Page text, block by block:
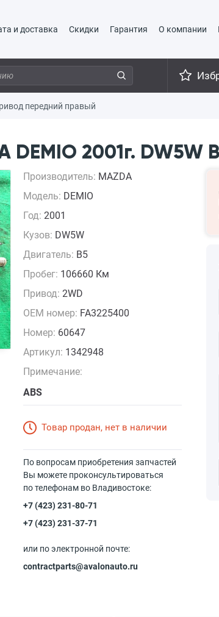
и доставка Скидки Гарантия О компании
передний правый
2001г. DW5W
Производитель: MAZDA
Модель: DEMIO
Год: 2001
Кузов: DW5W
Двигатель: B5
Пробег: 106660 Км
Привод: 2WD
OEM номер: FA3225400
Номер: 60647
Артикул: 1342948
Примечание:
ABS
Товар продан, нет в наличии
По вопросам приобретения запчастей
Вы можете проконсультироваться
по телефонам во Владивостоке:
+7 (423) 231-80-71
+7 (423) 231-37-71
или по электронной почте:
contractparts@avalonauto.ru